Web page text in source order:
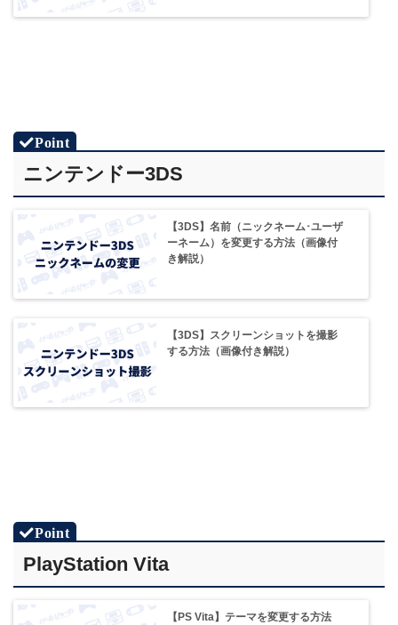
ニンテンドー3DS
【3DS】名前（ニックネーム･ユーザ
ーネーム）を変更する方法（画像付
き解説）
【3DS】スクリーンショットを撮影
する方法（画像付き解説）
PlayStation Vita
【PS Vita】テーマを変更する方法